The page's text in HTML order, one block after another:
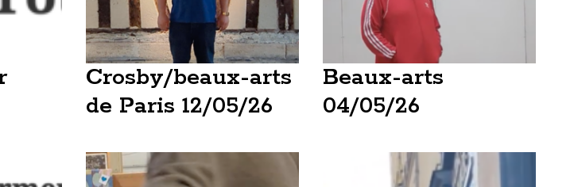
Crosby/beaux-arts
de Paris 12/05/26
Beaux-arts
04/05/26